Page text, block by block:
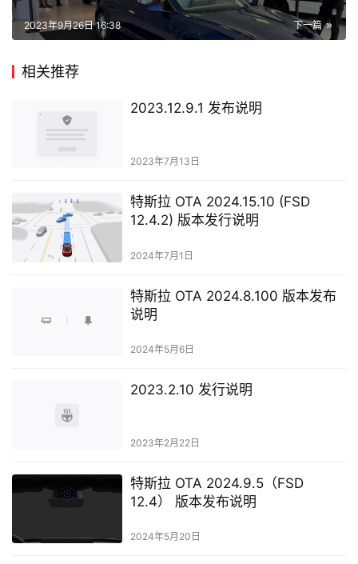
下一篇
2023年9月26日 16:38
相关推荐
2023.12.9.1 发布说明
2023年7月13日
特斯拉 OTA 2024.15.10 (FSD
12.4.2) 版本发行说明
2024年7月1日
特斯拉 OTA 2024.8.100 版本发布
说明
2024年5月6日
2023.2.10 发行说明
2023年2月22日
特斯拉 OTA 2024.9.5（FSD
12.4） 版本发布说明
2024年5月20日